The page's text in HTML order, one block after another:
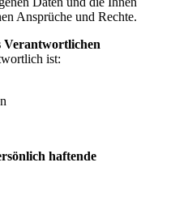
Ansprüche und Rechte.
Verantwortlichen
ist:
haftende